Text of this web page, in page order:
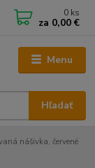
Menu
Hľadať
0 ks
za 0,00 €
nášivka, červené